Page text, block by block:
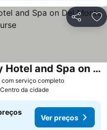
Partilhar
com serviço completo
Hyatt Regency Monterey Hotel and Spa on Del Monte Golf Course
da cidade
Ver preços